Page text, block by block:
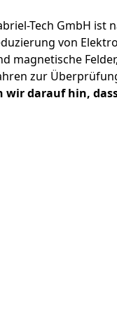
Tech GmbH
von
magnetische
zur
wir darauf hin,